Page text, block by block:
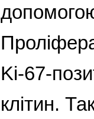
Ki-67-
клітин.